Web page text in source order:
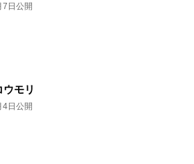
日公開
ウモリ
日公開